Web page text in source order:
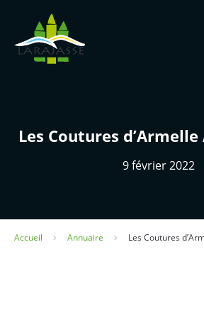
Les Coutures
9 février 2022
Accueil Annuaire Les Coutures
Vivre à
Panneau de gestion des cookies